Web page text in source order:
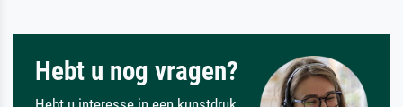
Hebt u nog vragen?